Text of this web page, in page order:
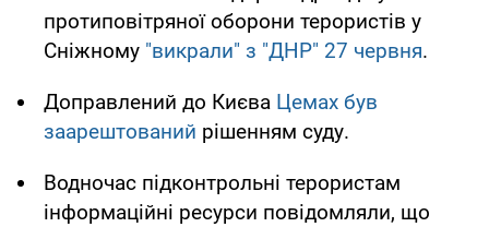
протиповітряної оборони терористів у
Сніжному "викрали" з "ДНР" 27 червня.
Доправлений до Києва Цемах був
заарештований рішенням суду.
Водночас підконтрольні терористам
інформаційні ресурси повідомляли, що